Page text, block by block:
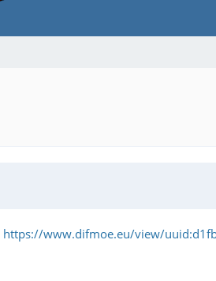
https://www.difmoe.eu/view/